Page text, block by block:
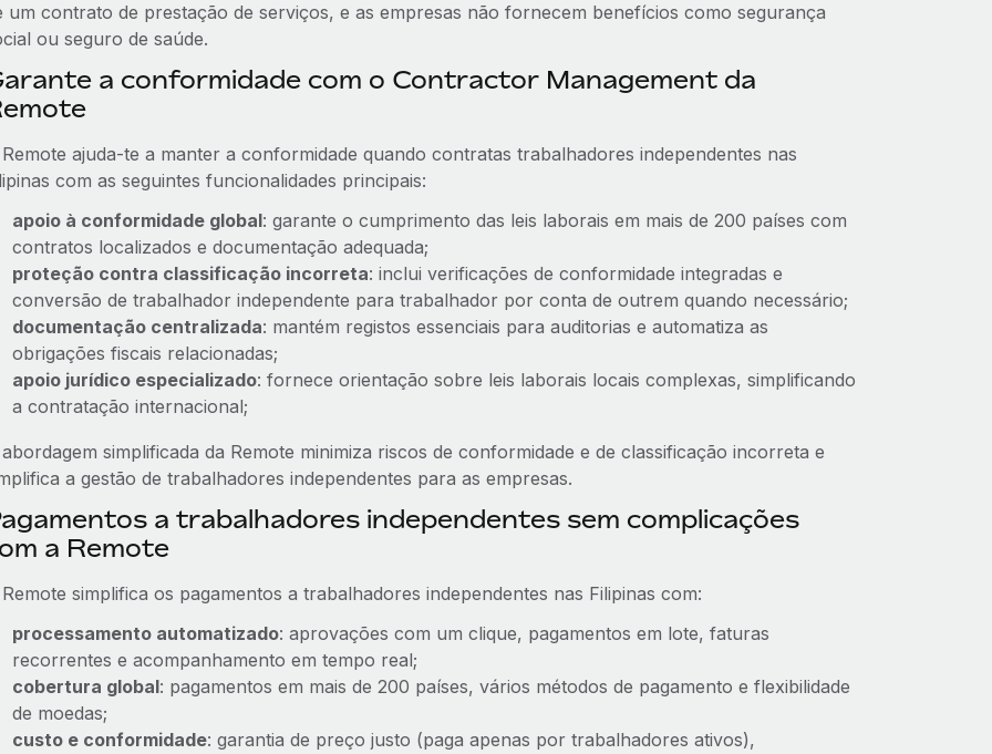
um contrato de prestação de serviços, e as empresas não fornecem benefícios como segurança
ou seguro de saúde.
a conformidade com o Contractor Management da
ajuda-te a manter a conformidade quando contratas trabalhadores independentes nas
com as seguintes funcionalidades principais:
apoio à conformidade global: garante o cumprimento das leis laborais em mais de 200 países com
contratos localizados e documentação adequada;
proteção contra classificação incorreta: inclui verificações de conformidade integradas e
conversão de trabalhador independente para trabalhador por conta de outrem quando necessário;
documentação centralizada: mantém registos essenciais para auditorias e automatiza as
obrigações fiscais relacionadas;
apoio jurídico especializado: fornece orientação sobre leis laborais locais complexas, simplificando
a contratação internacional;
simplificada da Remote minimiza riscos de conformidade e de classificação incorreta e
a gestão de trabalhadores independentes para as empresas.
a trabalhadores independentes sem complicações
a Remote
simplifica os pagamentos a trabalhadores independentes nas Filipinas com:
processamento automatizado: aprovações com um clique, pagamentos em lote, faturas
recorrentes e acompanhamento em tempo real;
cobertura global: pagamentos em mais de 200 países, vários métodos de pagamento e flexibilidade
de moedas;
custo e conformidade: garantia de preço justo (paga apenas por trabalhadores ativos),